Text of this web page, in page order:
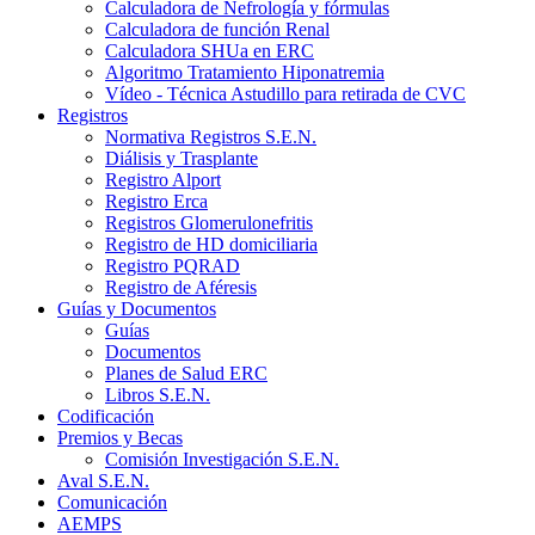
Calculadora de Nefrología y fórmulas
Calculadora de función Renal
Calculadora SHUa en ERC
Algoritmo Tratamiento Hiponatremia
Vídeo - Técnica Astudillo para retirada de CVC
Registros
Normativa Registros S.E.N.
Diálisis y Trasplante
Registro Alport
Registro Erca
Registros Glomerulonefritis
Registro de HD domiciliaria
Registro PQRAD
Registro de Aféresis
Guías y Documentos
Guías
Documentos
Planes de Salud ERC
Libros S.E.N.
Codificación
Premios y Becas
Comisión Investigación S.E.N.
Aval S.E.N.
Comunicación
AEMPS